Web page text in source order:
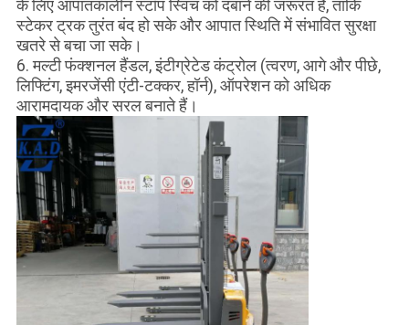
के लिए आपातकालीन स्टॉप स्विच को दबाने की जरूरत है, ताकि
स्टेकर ट्रक तुरंत बंद हो सके और आपात स्थिति में संभावित सुरक्षा
खतरे से बचा जा सके।
6. मल्टी फंक्शनल हैंडल, इंटीग्रेटेड कंट्रोल (त्वरण, आगे और पीछे,
लिफ्टिंग, इमरजेंसी एंटी-टक्कर, हॉर्न), ऑपरेशन को अधिक
आरामदायक और सरल बनाते हैं।